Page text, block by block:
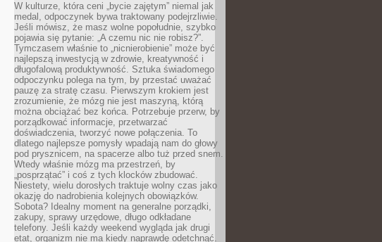
W kulturze, która ceni „bycie zajętym” niemal jak
medal, odpoczynek bywa traktowany podejrzliwie.
Jeśli mówisz, że masz wolne popołudnie, szybko
pojawia się pytanie: „A czemu nic nie robisz?”.
Tymczasem właśnie to „nicnierobienie” może być
najlepszą inwestycją w zdrowie, kreatywność i
długofalową produktywność. Sztuka świadomego
odpoczynku polega na tym, by przestać uważać
pauzę za stratę czasu. Pierwszym krokiem jest
zrozumienie, że mózg nie jest maszyną, którą
można obciążać bez końca. Potrzebuje przerw, by
porządkować informacje, przetwarzać
doświadczenia, tworzyć nowe połączenia. To
dlatego najlepsze pomysły wpadają nam do głowy
pod prysznicem, na spacerze albo tuż przed snem.
Wtedy właśnie mózg ma przestrzeń, by
„posprzątać” i coś z tych klocków zbudować.
Niestety, wielu dorosłych traktuje wolny czas jako
okazję do nadrobienia kolejnych obowiązków.
Sobota? Idealny moment na generalne porządki,
zakupy, sprawy urzędowe, długo odkładane
telefony. Jeśli każdy weekend wygląda jak drugi
etat, organizm nie ma kiedy naprawdę odetchnąć.